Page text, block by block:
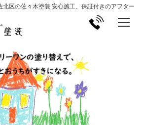
北区の佐々木塗装 安心施工、保証付きのアフター